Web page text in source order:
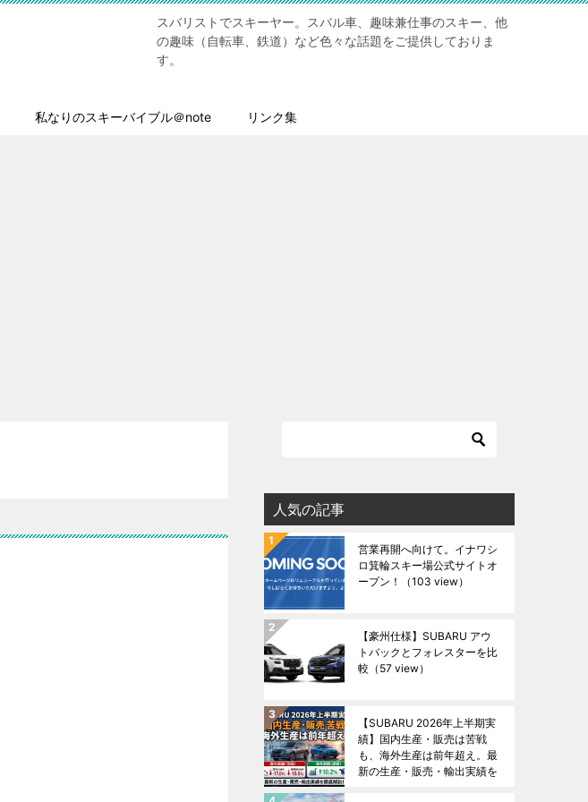
スバリストでスキーヤー。スバル車、趣味兼仕事のスキー、他
の趣味（自転車、鉄道）など色々な話題をご提供しておりま
す。
私なりのスキーバイブル＠note リンク集
人気の記事
営業再開へ向けて。イナワシ
ロ箕輪スキー場公式サイトオ
ープン！
（103 view）
【豪州仕様】SUBARU アウ
トバックとフォレスターを比
較 （57 view）
【SUBARU 2026年上半期実
績】国内生産・販売は苦戦
も、海外生産は前年超え。最
新の生産・販売・輸出実績を